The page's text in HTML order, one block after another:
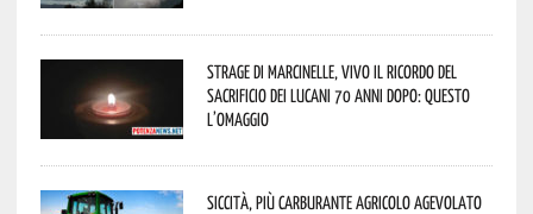
Strage di Marcinelle, vivo il ricordo del
sacrificio dei lucani 70 anni dopo: questo
l’omaggio
Siccità, più carburante agricolo agevolato